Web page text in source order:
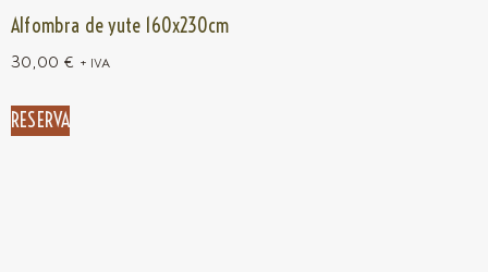
Alfombra de yute 160x230cm
30,00 € + IVA
RESERVA